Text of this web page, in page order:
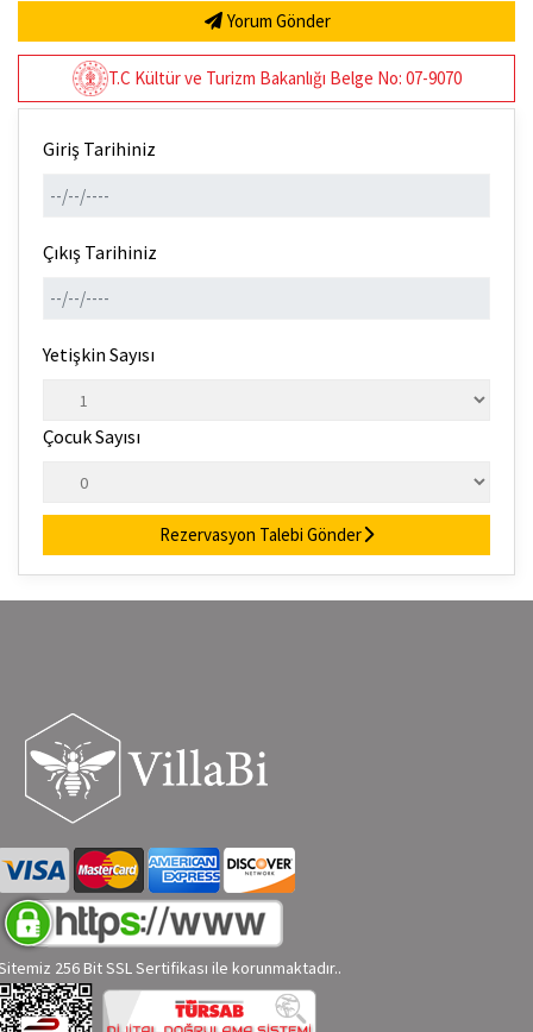
Yorum Gönder
T.C Kültür ve Turizm Bakanlığı Belge No: 07-9070
Giriş Tarihiniz
Çıkış Tarihiniz
Yetişkin Sayısı
Çocuk Sayısı
Rezervasyon Talebi Gönder
256 Bit SSL Sertifikası ile korunmaktadır..